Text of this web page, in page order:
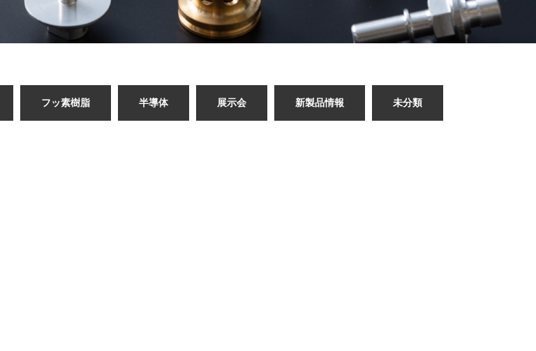
フッ素樹脂 半導体 展示会 新製品情報 未分類